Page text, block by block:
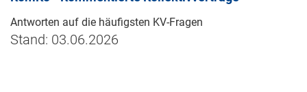
Antworten auf die häufigsten KV-Fragen
Stand: 03.06.2026